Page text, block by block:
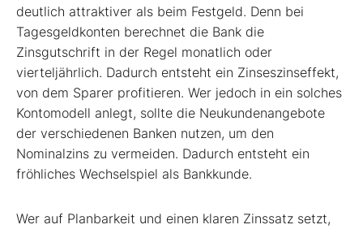
deutlich attraktiver als beim Festgeld. Denn bei
Tagesgeldkonten berechnet die Bank die
Zinsgutschrift in der Regel monatlich oder
vierteljährlich. Dadurch entsteht ein Zinseszinseffekt,
von dem Sparer profitieren. Wer jedoch in ein solches
Kontomodell anlegt, sollte die Neukundenangebote
der verschiedenen Banken nutzen, um den
Nominalzins zu vermeiden. Dadurch entsteht ein
fröhliches Wechselspiel als Bankkunde.
Wer auf Planbarkeit und einen klaren Zinssatz setzt,